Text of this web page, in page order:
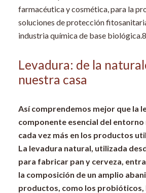
farmacéutica y cosmética, para la
soluciones de protección
industria química de base biológica.8
Levadura: de la
nuestra casa
Así comprendemos mejor que la
componente esencial del entorno
cada vez más en los productos
La levadura natural, utilizada
para fabricar pan y cerveza,
la composición de un amplio
productos, como los probióticos,